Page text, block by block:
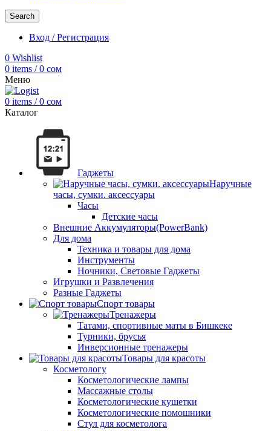
Search
Вход / Регистрация
0 Wishlist
0 items / 0 сом
Меню
0 items / 0 сом
Каталог
Гаджеты
Наручные
часы, сумки. аксессуары
Часы
Детские часы
Внешние Аккумуляторы(PowerBank)
Для дома
Техника и товары для дома
Инструменты
Ночники, Световые Гаджеты
Игрушки и Развлечения
Разные Гаджеты
Спорт товары
Тренажеры
Татами, спортивные маты в Бишкеке
Турники, брусья
Инверсионные тренажеры
Товары для красоты
Косметологу
Косметологические лампы
Массажные столы
Косметологические кушетки
Косметологические помошники
Стул для косметолога